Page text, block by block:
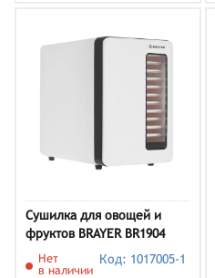
Сушилка для овощей и
фруктов BRAYER BR1904
Нет
в наличии
Код: 1017005-1